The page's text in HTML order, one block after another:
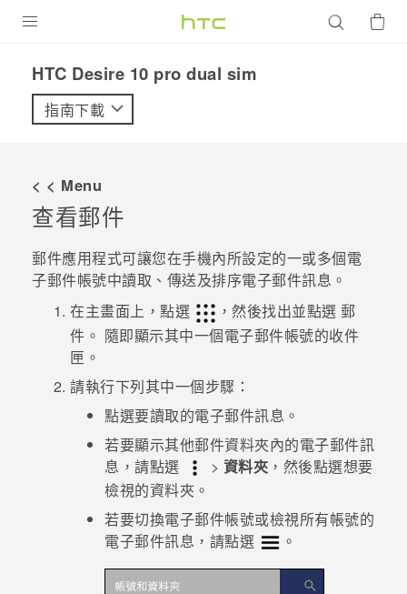
VIVE
配件
優惠專區
焦點訊息
校園專案
企業採購
銷售通路
HTC Desire 10 pro dual sim‎
指南下載
< < Menu
查看郵件
郵件應用程式可讓您在手機內所設定的一或多個電
子郵件帳號中讀取、傳送及排序電子郵件訊息。
在主畫面上，點選
，然後找出並點選 郵
件 。 隨即顯示其中一個電子郵件帳號的收件
匣。
請執行下列其中一個步驟：
點選要讀取的電子郵件訊息。
若要顯示其他郵件資料夾內的電子郵件訊
息，請點選
> 資料夾 ，然後點選想要
檢視的資料夾。
若要切換電子郵件帳號或檢視所有帳號的
電子郵件訊息，請點選
。